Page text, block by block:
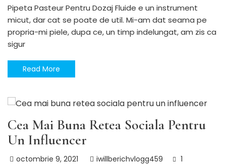
Pipeta Pasteur Pentru Dozaj Fluide e un instrument
micut, dar cat se poate de util. Mi-am dat seama pe
propria-mi piele, dupa ce, un timp indelungat, am zis ca
sigur
Read More
Cea Mai Buna Retea Sociala Pentru
Un Influencer
octombrie 9, 2021 iwillberichvlogg459 1